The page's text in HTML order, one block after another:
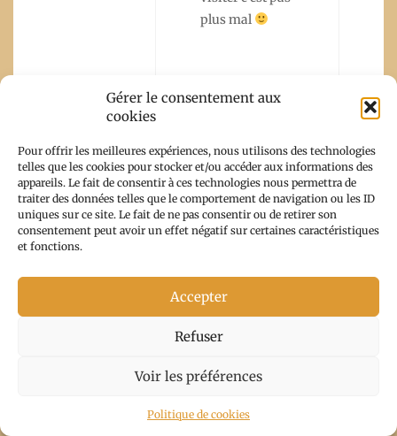
Gérer le consentement aux
cookies
Pour offrir les meilleures expériences, nous utilisons des technologies
telles que les cookies pour stocker et/ou accéder aux informations des
appareils. Le fait de consentir à ces technologies nous permettra de
traiter des données telles que le comportement de navigation ou les ID
uniques sur ce site. Le fait de ne pas consentir ou de retirer son
consentement peut avoir un effet négatif sur certaines caractéristiques
et fonctions.
Accepter
Refuser
Voir les préférences
Politique de cookies
plus mal
kiki sounette
4 octobre 2020
at 9h47-
Magnifique ces photos ! ça
donne très envie de découvrir ce